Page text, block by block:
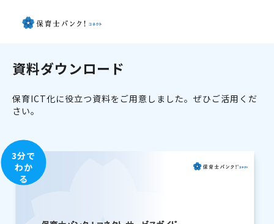
資料ダウンロード
保育ICT化に役立つ資料をご用意しました。ぜひご活用くだ
さい。
3分で
わか
る